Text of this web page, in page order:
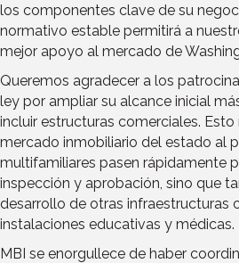
los componentes clave de su
normativo estable permitirá a
mejor apoyo al mercado de
Queremos agradecer a los
ley por ampliar su alcance inicial
incluir estructuras comerciales.
mercado inmobiliario del estado al
multifamiliares pasen rápidamente
inspección y aprobación, sino que
desarrollo de otras infraestructuras
instalaciones educativas y médicas.
MBI se enorgullece de haber